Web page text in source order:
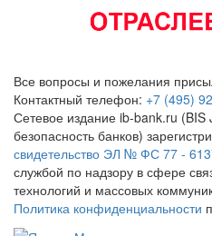
Все вопросы и пожелания
Контактный телефон: +7 (495)
Сетевое издание ib-bank.ru
безопасность банков)
свидетельство ЭЛ № ФС 77 -
службой по надзору в сфере
технологий и массовых
Политика конфиденциальности